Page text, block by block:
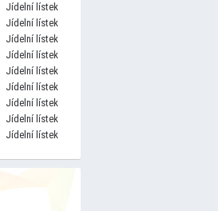
Jídelní lístek
Jídelní lístek
Jídelní lístek
Jídelní lístek
Jídelní lístek
Jídelní lístek
Jídelní lístek
Jídelní lístek
Jídelní lístek